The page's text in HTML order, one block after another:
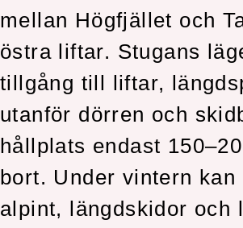
mellan Högfjället och
östra liftar. Stugans
tillgång till liftar,
utanför dörren och
hållplats endast
bort. Under vintern kan
alpint, längdskidor och